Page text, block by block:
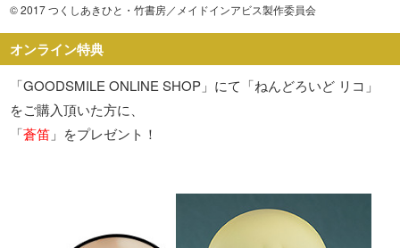
© 2017 つくしあきひと・竹書房／メイドインアビス製作委員会
オンライン特典
「GOODSMILE ONLINE SHOP」にて「ねんどろいど リコ」
をご購入頂いた方に、
「蒼笛 」をプレゼント！